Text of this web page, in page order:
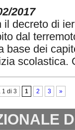
2017
il decreto di
dal
base dei
scolastica.
1 di 3 1 2 3 »